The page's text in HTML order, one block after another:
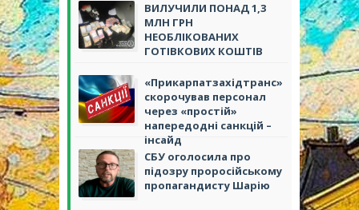
ВИЛУЧИЛИ ПОНАД 1,3
МЛН ГРН
НЕОБЛІКОВАНИХ
ГОТІВКОВИХ КОШТІВ
«Прикарпатзахідтранс»
скорочував персонал
через «простій»
напередодні санкцій –
інсайд
СБУ оголосила про
підозру проросійському
пропагандисту Шарію